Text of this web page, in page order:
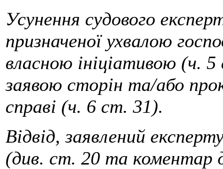
Усунення судового
призначеної ухвалою
власною ініціативою (ч.
заявою сторін та/або
справі (ч. 6 ст. 31).
Відвід, заявлений
(див. ст. 20 та коментар